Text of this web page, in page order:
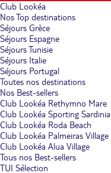
Club Lookéa
Nos Top destinations
Séjours Grèce
Séjours Espagne
Séjours Tunisie
Séjours Italie
Séjours Portugal
Toutes nos destinations
Nos Best-sellers
Club Lookéa Rethymno Mare
Club Lookéa Sporting Sardinia
Club Lookéa Roda Beach
Club Lookéa Palmeiras Village
Club Lookéa Alua Village
Tous nos Best-sellers
TUI Sélection